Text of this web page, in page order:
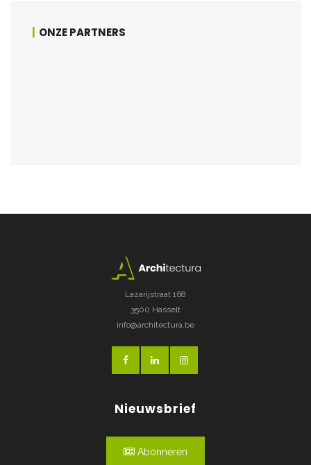
ONZE PARTNERS
Lazarijstraat 168
3500 Hasselt
info@architectura.be
Nieuwsbrief
Abonneren